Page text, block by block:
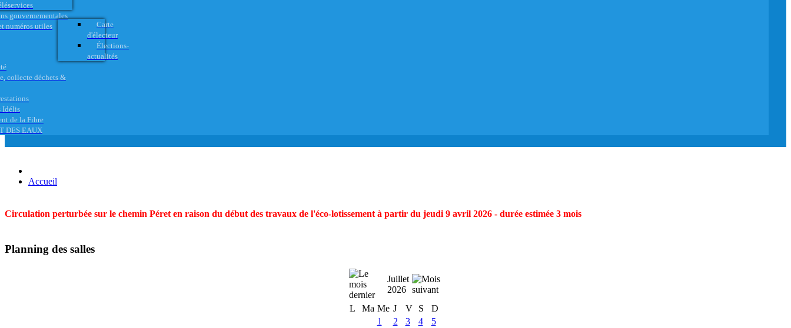
gouvernementales
numéros utiles
Carte
d'électeur
Élections-
actualités
collecte déchets &
Idélis
de la Fibre
DES EAUX
Accueil
Circulation perturbée sur le chemin Péret en raison du début des travaux de l'éco-lotissement à partir du jeudi 9 avril 2026 - durée estimée 3 mois
Planning des salles
Juillet
2026
L
Ma Me J V S
D
1
2 3 4
5